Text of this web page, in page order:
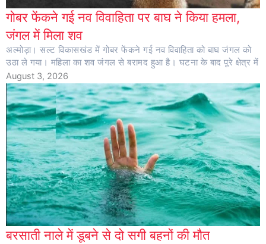
गोबर फेंकने गई नव विवाहिता पर बाघ ने किया हमला,
जंगल में मिला शव
अल्मोड़ा। सल्ट विकासखंड में गोबर फेंकने गई नव विवाहिता को बाघ जंगल को
उठा ले गया। महिला का शव जंगल से बरामद हुआ है। घटना के बाद पूरे क्षेत्र में
August 3, 2026
बरसाती नाले में डूबने से दो सगी बहनों की मौत